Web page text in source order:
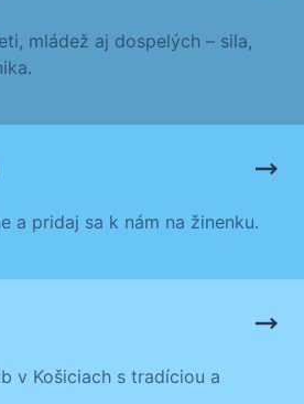
mládež aj dospelých – sila,
a pridaj sa k nám na žinenku.
v Košiciach s tradíciou a